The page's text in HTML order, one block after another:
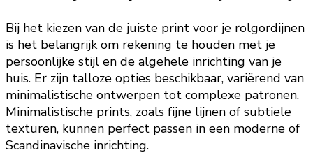
Bij het kiezen van de juiste print voor je rolgordijnen
is het belangrijk om rekening te houden met je
persoonlijke stijl en de algehele inrichting van je
huis. Er zijn talloze opties beschikbaar, variërend van
minimalistische ontwerpen tot complexe patronen.
Minimalistische prints, zoals fijne lijnen of subtiele
texturen, kunnen perfect passen in een moderne of
Scandinavische inrichting.